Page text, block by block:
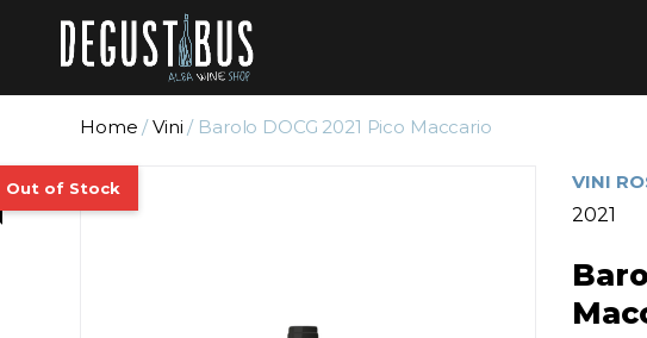
Home /Vini / Barolo DOCG 2021 Pico Maccario
VINI
2021